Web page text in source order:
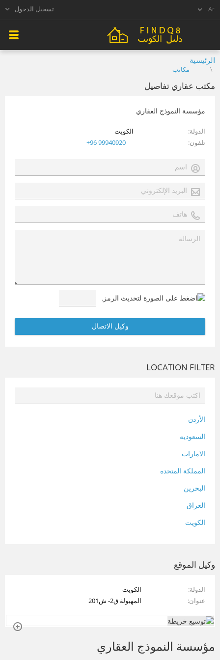
تسجيل الدخول
الرئيسية
مكاتب
مكتب عقاري تفاصيل
مؤسسة النموذج العقاري
الدولة
الكويت
تلفون
+96 99940920
LOCATION FILTER
الأردن
السعوديه
الامارات
المملكة المتحده
البحرين
العراق
الكويت
فلسطين
سوريا
تونس
وكيل الموقع
الدولة
الكويت
عنوان
المهبولة ق2- ش201
مؤسسة النموذج العقاري